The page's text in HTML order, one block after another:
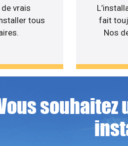
vrais
tous
fait
Nos
souhaitez